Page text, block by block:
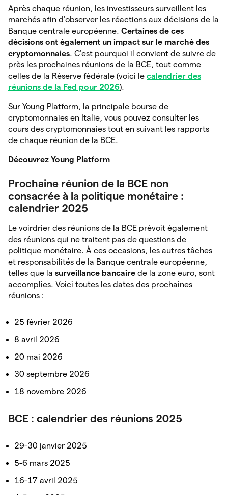
Après chaque réunion, les investisseurs surveillent les
marchés afin d’observer les réactions aux décisions de la
Banque centrale européenne. Certaines de ces
décisions ont également un impact sur le marché des
cryptomonnaies. C’est pourquoi il convient de suivre de
près les prochaines réunions de la BCE, tout comme
celles de la Réserve fédérale (voici le calendrier des
réunions de la Fed pour 2026).
Sur Young Platform, la principale bourse de
cryptomonnaies en Italie, vous pouvez consulter les
cours des cryptomonnaies tout en suivant les rapports
de chaque réunion de la BCE.
Découvrez Young Platform
Prochaine réunion de la BCE non
consacrée à la politique monétaire :
calendrier 2025
Le voirdrier des réunions de la BCE prévoit également
des réunions qui ne traitent pas de questions de
politique monétaire. À ces occasions, les autres tâches
et responsabilités de la Banque centrale européenne,
telles que la surveillance bancaire de la zone euro, sont
accomplies. Voici toutes les dates des prochaines
réunions :
25 février 2026
8 avril 2026
20 mai 2026
30 septembre 2026
18 novembre 2026
BCE : calendrier des réunions 2025
29-30 janvier 2025
5-6 mars 2025
16-17 avril 2025